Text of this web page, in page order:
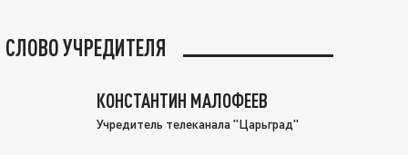
СЛОВО УЧРЕДИТЕЛЯ
КОНСТАНТИН МАЛОФЕЕВ
Учредитель телеканала "Царьград"